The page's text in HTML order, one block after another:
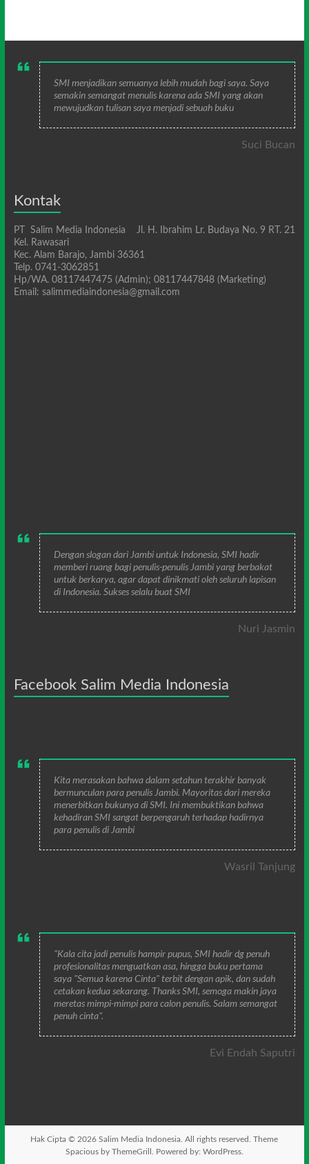
SMI menjadikan semuanya lebih mudah bagi saya. Saya
semakin semangat menulis karena ada SMI yang akan
mewujudkan tulisan saya menjadi sebuah buku
Suci Bucan
Kontak
PT Salim Media Indonesia Jl. H. Ibrahim Lr. Budaya No. 9 RT. 21
Kel. Rawasari
Kec. Alam Barajo, Jambi 36361
Telp. 0741-3062851
Hp/WA. 08117447475 (Admin); 08117447848 (Marketing)
Email: salimmediaindonesia@gmail.com
Dengan slogan dari Jambi untuk Indonesia, SMI hadir
memberi ruang bagi penulis-penulis Jambi yang berbakat
untuk berkarya, agar dapat dinikmati oleh seluruh lapisan
di Indonesia. Sukses selalu buat SMI
Nuri Jasmin
Facebook Salim Media Indonesia
Kita merasakan bahwa dalam setahun terakhir banyak
bermunculan para penulis Jambi. Mayoritas dari mereka
menerbitkan bukunya di SMI. Ini membuktikan bahwa
kehadiran SMI sangat berpengaruh terhadap hadirnya
para penulis di Jambi
Wasril Tanjung
"Kala cita jadi penulis hampir pupus, SMI hadir dg penuh
profesionalitas menguatkan asa, hingga buku pertama
saya "Semua karena Cinta" terbit dengan apik, dan sudah
cetakan kedua sekarang. Thanks SMI, semoga makin jaya
meretas mimpi-mimpi para calon penulis. Salam semangat
penuh cinta".
Evi Endah Saputri
Hak Cipta © 2026Salim Media Indonesia . All rights reserved. Theme
Spaciousby ThemeGrill. Powered by: WordPress.